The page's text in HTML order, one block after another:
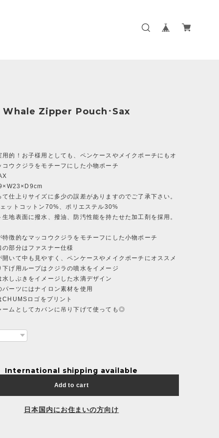
Whale Zipper Pouch･Sax
用的！お子様用としても、ペンケースやメイクポーチにもオ
コウクジラをモチーフにした小物ポーチ
仕上りサイズに多少の誤差がありますのでご了承下さい。
ットコットン70%、ポリエステル30%
地表面に撥水、撥油、防汚性能を持たせた加工剤を採用。
特徴的なマッコウクジラをモチーフにした小物ポーチ
の部分はファスナー仕様
開いて中も見やすく、ペンケースやメイクポーチにオススメ
下げ用ループはクジラの噴水をイメージ
水しぶきをイメージした水滴デザイン
パーツにはナイロン素材を使用
CHUMSロゴをプリント
ームとしてカバンに吊り下げて使っても◎
International shipping available
Add to cart
日本国内にお住まいの方向け